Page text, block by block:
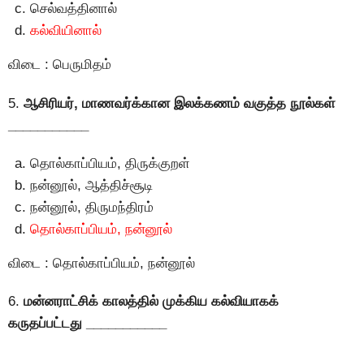
செல்வத்தினால்
கல்வியினால்
விடை : பெருமிதம்
5. ஆசிரியர், மாணவர்க்கான இலக்கணம் வகுத்த நூல்கள்
தொல்காப்பியம், திருக்குறள்
நன்னூல், ஆத்திச்சூடி
நன்னூல், திருமந்திரம்
தொல்காப்பியம், நன்னூல்
விடை : தொல்காப்பியம், நன்னூல்
6. மன்னராட்சிக் காலத்தில் முக்கிய கல்வியாகக்
கருதப்பட்டது ___________